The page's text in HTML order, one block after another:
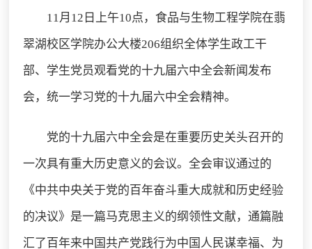
11月12日上午10点，食品与生物工程学院在翡
翠湖校区学院办公大楼206组织全体学生政工干
部、学生党员观看党的十九届六中全会新闻发布
会，统一学习党的十九届六中全会精神。
党的十九届六中全会是在重要历史关头召开的
一次具有重大历史意义的会议。全会审议通过的
《中共中央关于党的百年奋斗重大成就和历史经验
的决议》是一篇马克思主义的纲领性文献，通篇融
汇了百年来中国共产党践行为中国人民谋幸福、为